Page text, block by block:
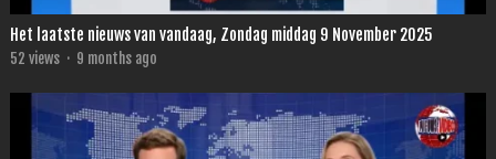
Het laatste nieuws van vandaag, Zondag middag 9 November 2025
52 views · 9 months ago